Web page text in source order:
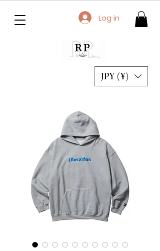
JPY (¥)
Log in